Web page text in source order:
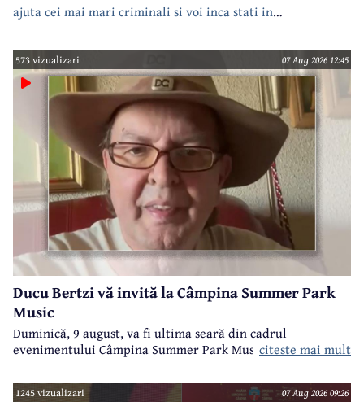
ajuta cei mai mari criminali si voi inca stati in
573 vizualizari 07 Aug 2026 12:45
Ducu Bertzi vă invită la Câmpina Summer Park
Music
Duminică, 9 august, va fi ultima seară din cadrul
evenimentului Câmpina Summer Park Music 2026.citeste mai mult
1245 vizualizari 07 Aug 2026 09:26